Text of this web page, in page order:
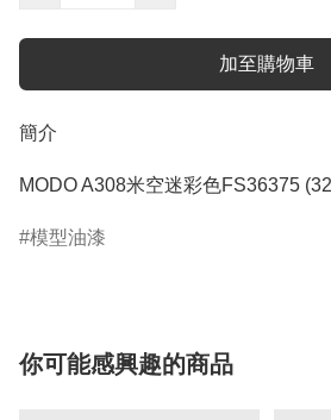
加至購物車
簡介
MODO A308米空迷彩色FS36375
模型油漆
你可能感興趣的商品